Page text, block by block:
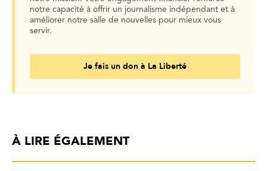
notre capacité à offrir un journalisme indépendant et à
améliorer notre salle de nouvelles pour mieux vous
servir.
Je fais un don à La Liberté
À LIRE ÉGALEMENT